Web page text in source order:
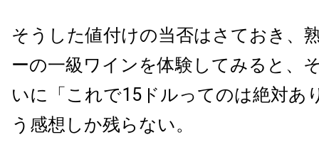
そうした値付けの当否はさておき、
ーの一級ワインを体験してみると、
いに「これで15ドルってのは絶対あ
う感想しか残らない。